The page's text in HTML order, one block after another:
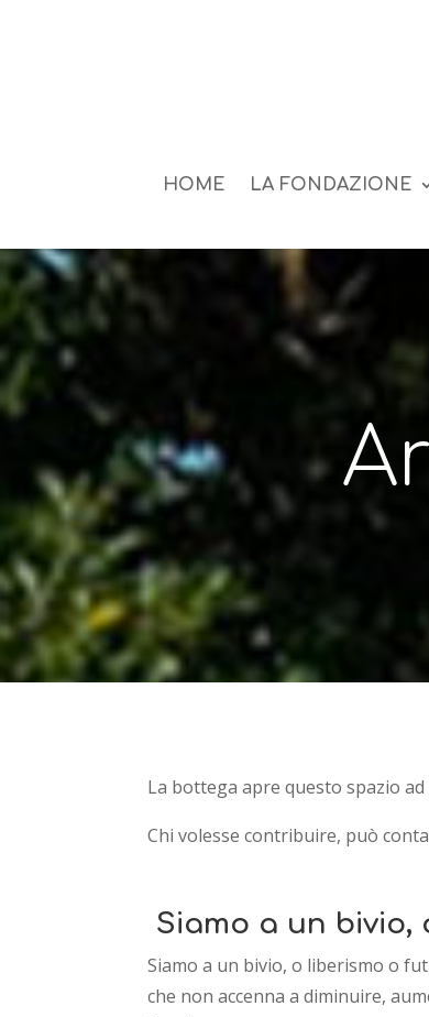
HOME LA FONDAZIONE
La bottega apre questo spazio
Chi volesse contribuire, può
Siamo a un
Siamo a un bivio, o liberismo o
che non accenna a diminuire,